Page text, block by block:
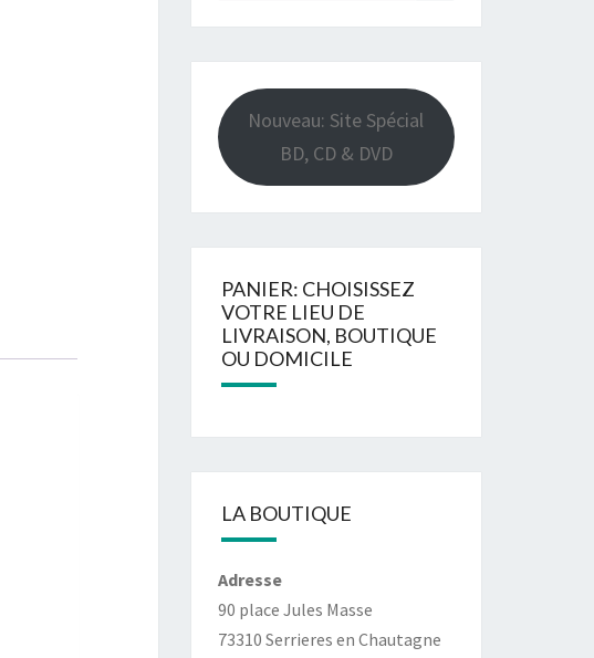
Nouveau: Site Spécial
BD, CD & DVD
PANIER: CHOISISSEZ
VOTRE LIEU DE
LIVRAISON, BOUTIQUE
OU DOMICILE
LA BOUTIQUE
Adresse
90 place Jules Masse
73310 Serrieres en Chautagne